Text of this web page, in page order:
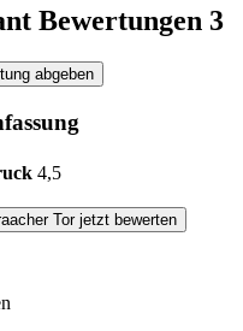
Bewertungen 3
abgeben
4,5
Torjetzt bewerten